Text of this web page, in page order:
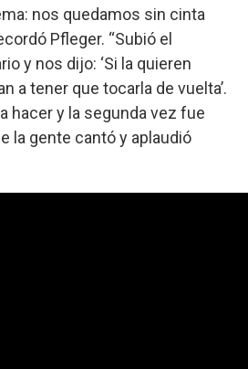
nos quedamos sin cinta
Pfleger. “Subió el
y nos dijo: ‘Si la quieren
a tener que tocarla de vuelta’.
hacer y la segunda vez fue
la gente cantó y aplaudió